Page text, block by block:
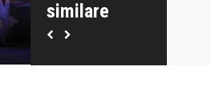
similare
revistatango
Premieră Lakmé de Léo Delibes, în